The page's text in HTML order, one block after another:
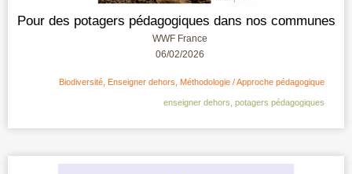
Pour des potagers pédagogiques dans nos communes
WWF France
06/02/2026
Biodiversité Enseigner dehors Méthodologie / Approche pédagogique
enseigner dehors potagers pédagogiques